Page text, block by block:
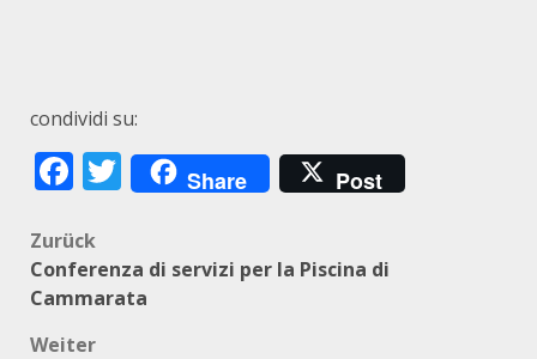
condividi su:
Facebook
Twitter
Share Post
Beitragsnavigation
Zurück
Conferenza di servizi per la Piscina di
Cammarata
Weiter